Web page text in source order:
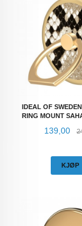
IDEAL OF
RING MOUNT
Tilbud
139,00
KJØP